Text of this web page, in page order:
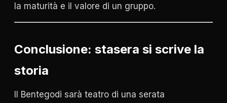
la maturità e il valore di un gruppo.
Conclusione: stasera si scrive la
storia
Il Bentegodi sarà teatro di una serata